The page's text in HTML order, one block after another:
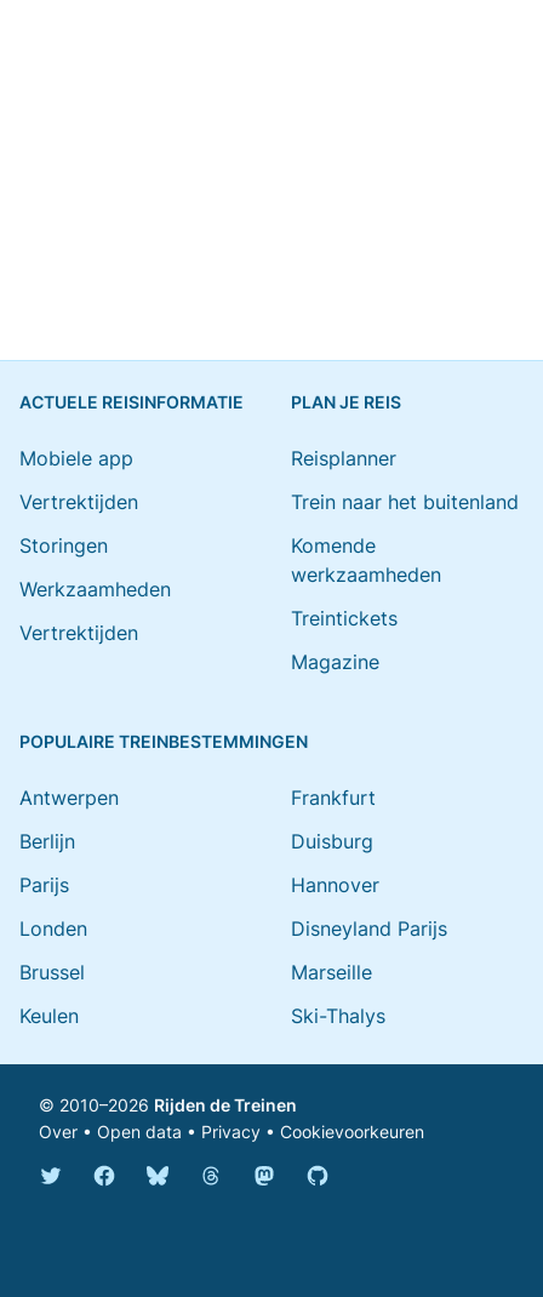
ACTUELE REISINFORMATIE
Mobiele app
Vertrektijden
Storingen
Werkzaamheden
Vertrektijden
PLAN JE REIS
Reisplanner
Trein naar het buitenland
Komende
werkzaamheden
Treintickets
Magazine
POPULAIRE TREINBESTEMMINGEN
Antwerpen
Berlijn
Parijs
Londen
Brussel
Keulen
Frankfurt
Duisburg
Hannover
Disneyland Parijs
Marseille
Ski-Thalys
© 2010–2026 Rijden de Treinen
Over • Open data • Privacy • Cookievoorkeuren